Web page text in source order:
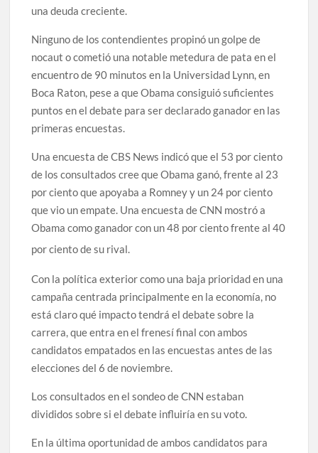
una deuda creciente.
Ninguno de los contendientes propinó un golpe de
nocaut o cometió una notable metedura de pata en el
encuentro de 90 minutos en la Universidad Lynn, en
Boca Raton, pese a que Obama consiguió suficientes
puntos en el debate para ser declarado ganador en las
primeras encuestas.
Una encuesta de CBS News indicó que el 53 por ciento
de los consultados cree que Obama ganó, frente al 23
por ciento que apoyaba a Romney y un 24 por ciento
que vio un empate. Una encuesta de CNN mostró a
Obama como ganador con un 48 por ciento frente al 40
por ciento de su rival.
Con la política exterior como una baja prioridad en una
campaña centrada principalmente en la economía, no
está claro qué impacto tendrá el debate sobre la
carrera, que entra en el frenesí final con ambos
candidatos empatados en las encuestas antes de las
elecciones del 6 de noviembre.
Los consultados en el sondeo de CNN estaban
divididos sobre si el debate influiría en su voto.
En la última oportunidad de ambos candidatos para